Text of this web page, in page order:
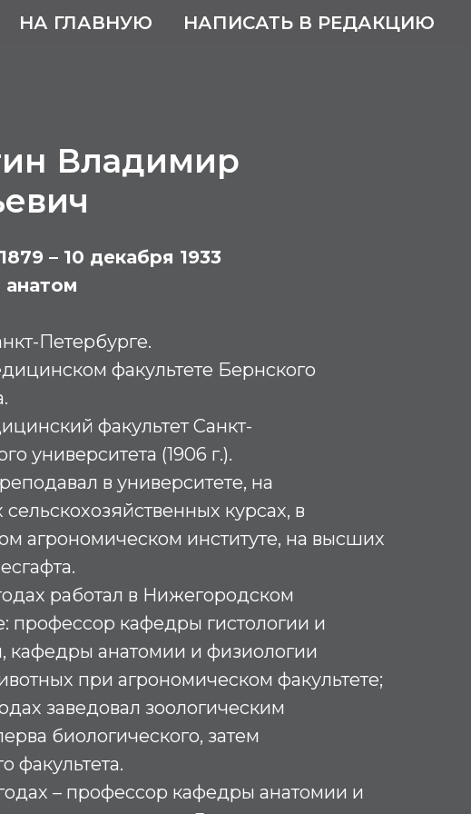
НА ГЛАВНУЮ НАПИСАТЬ В РЕДАКЦИЮ
Владимир
– 10 декабря 1933
Петербурге.
факультете Бернского
факультет Санкт-
университета (1906 г.).
в университете, на
сельскохозяйственных курсах, в
агрономическом институте, на высших
работал в Нижегородском
профессор кафедры гистологии и
кафедры анатомии и физиологии
при агрономическом факультете;
заведовал зоологическим
биологического, затем
факультета.
годах – профессор кафедры анатомии и